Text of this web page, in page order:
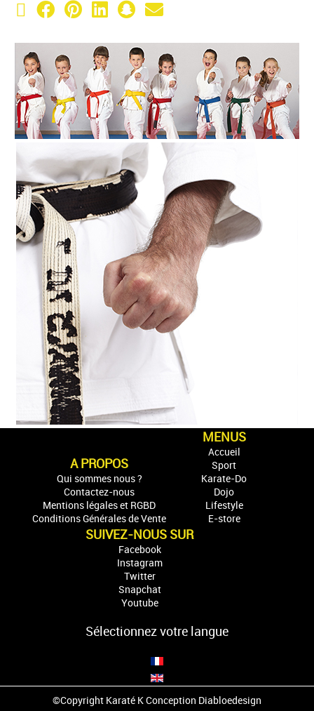
X (Twitter)
Facebook
Pinterest
LinkedIn
Snapchat
Email
A PROPOS
Qui sommes nous ?
Contactez-nous
Mentions légales et RGBD
Conditions Générales de Vente
MENUS
Accueil
Sport
Karate-Do
Dojo
Lifestyle
E-store
SUIVEZ-NOUS SUR
Facebook
Instagram
Twitter
Snapchat
Youtube
Sélectionnez votre langue
©Copyright Karaté K Conception Diabloedesign